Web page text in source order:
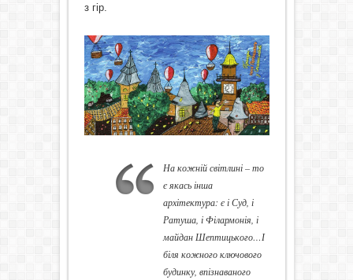
з гір.
На кожній світлині – то
є якась інша
архітектура: є і Суд, і
Ратуша, і Філармонія, і
майдан Шептицького…І
біля кожного ключового
будинку, впізнаваного